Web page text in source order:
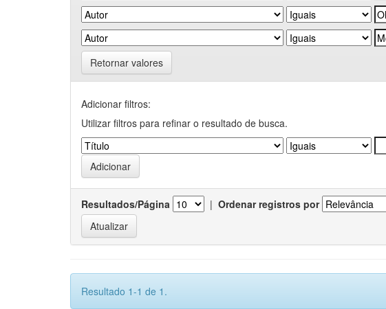
Retornar valores
Adicionar filtros:
Utilizar filtros para refinar o resultado de busca.
Resultados/Página | Ordenar registros por
Resultado 1-1 de 1.